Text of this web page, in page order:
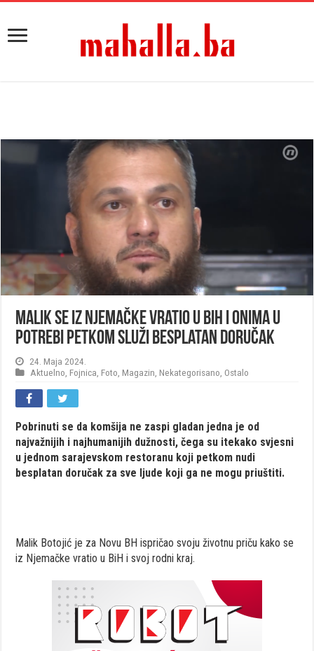
Malik se iz Njemačke vratio u BiH i onima u
potrebi petkom služi besplatan doručak
24. Maja 2024.
Aktuelno Fojnica Foto Magazin Nekategorisano Ostalo
Pobrinuti se da komšija ne zaspi gladan jedna je od
najvažnijih i najhumanijih dužnosti, čega su itekako svjesni
u jednom sarajevskom restoranu koji petkom nudi
besplatan doručak za sve ljude koji ga ne mogu priuštiti.
Malik Botojić je za Novu BH ispričao svoju životnu priču kako se
iz Njemačke vratio u BiH i svoj rodni kraj.